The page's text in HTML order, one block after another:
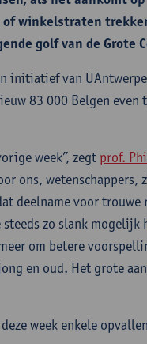
of winkelstraten
golf van de Grote
initiatief van
83 000 Belgen
week”, zegt prof.
ons, wetenschappers,
deelname voor
zo slank
om betere
en oud. Het grote
week enkele